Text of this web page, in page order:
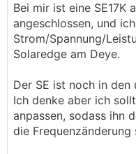
Aber
verwirrend.
Ich mach daher hier
Leitfaden für SE-
Thread über unsere
Aber dafür muss
werden)
Bei mir ist eine SE17K
angeschlossen, und
Strom/Spannung/
Solaredge am Deye.
Der SE ist noch in den
Ich denke aber ich
anpassen, sodass ihn
die Frequenzänderung